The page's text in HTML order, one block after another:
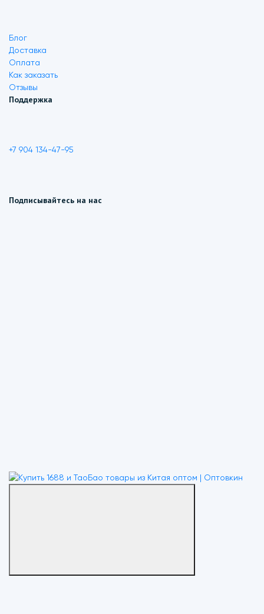
Блог
Доставка
Оплата
Как заказать
Отзывы
Поддержка
+7 904 134-47-95
Подписывайтесь на нас